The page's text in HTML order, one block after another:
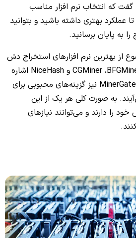
که انتخاب نرم افزار مناسب
عملکرد بهتری داشته باشید و بتوانید
به پایان برسانید.
از بهترین نرم افزارهای استخراج دش
می‌توان به CGMiner ،BFGMiner ،EasyMiner و NiceHash اشاره
کرد. همچنین Kryptex و MinerGate نیز گزینه‌های محبوبی برای
به صورت کلی هر یک از این
را دارند و می‌توانند نیازهای